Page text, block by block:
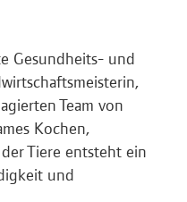
Gesundheits- und
Team von
Kochen,
Tiere entsteht ein
und